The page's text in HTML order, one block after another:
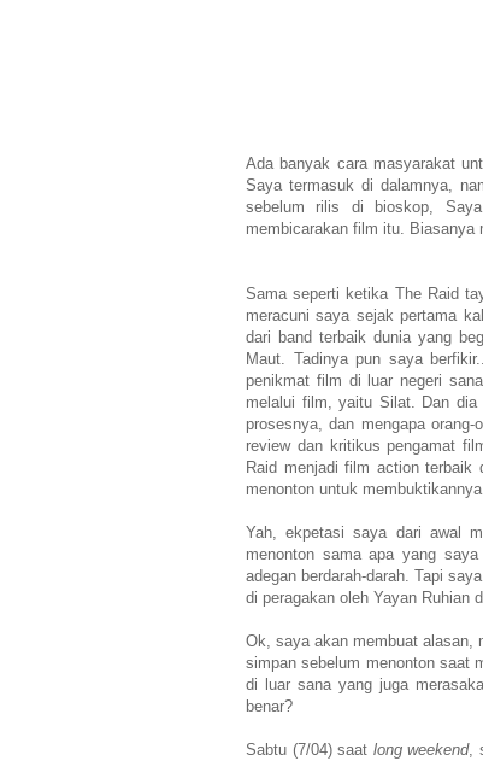
Ada banyak cara masyarakat
Saya termasuk di dalamnya,
sebelum rilis di bioskop,
membicarakan film itu. Biasanya
Sama seperti ketika The Raid
meracuni saya sejak pertama
dari band terbaik dunia yang
Maut. Tadinya pun saya
penikmat film di luar negeri
melalui film, yaitu Silat. Dan
prosesnya, dan mengapa
review dan kritikus pengamat
Raid menjadi film action
menonton untuk
Yah, ekpetasi saya dari awal
menonton sama apa yang
adegan berdarah-darah. Tapi
di peragakan oleh Yayan Ruhian
Ok, saya akan membuat alasan,
simpan sebelum menonton saat
di luar sana yang juga
benar?
Sabtu (7/04) saat long weekend,